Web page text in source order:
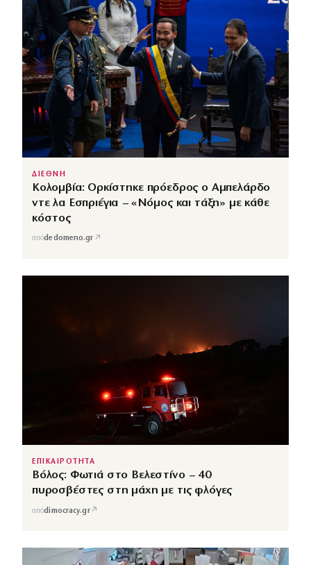
ΔΙΕΘΝΗ
Κολομβία: Ορκίστηκε πρόεδρος ο Αμπελάρδο
ντε λα Εσπριέγια – «Νόμος και τάξη» με κάθε
κόστος
απόdedomeno.gr ↗
ΕΠΙΚΑΙΡΟΤΗΤΑ
Βόλος: Φωτιά στο Βελεστίνο – 40
πυροσβέστες στη μάχη με τις φλόγες
απόdimocracy.gr↗